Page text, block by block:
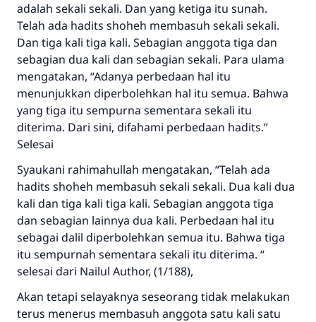
adalah sekali sekali. Dan yang ketiga itu sunah.
Telah ada hadits shoheh membasuh sekali sekali.
Dan tiga kali tiga kali. Sebagian anggota tiga dan
sebagian dua kali dan sebagian sekali. Para ulama
mengatakan, “Adanya perbedaan hal itu
menunjukkan diperbolehkan hal itu semua. Bahwa
yang tiga itu sempurna sementara sekali itu
diterima. Dari sini, difahami perbedaan hadits.”
Selesai
Syaukani rahimahullah mengatakan, “Telah ada
hadits shoheh membasuh sekali sekali. Dua kali dua
kali dan tiga kali tiga kali. Sebagian anggota tiga
dan sebagian lainnya dua kali. Perbedaan hal itu
sebagai dalil diperbolehkan semua itu. Bahwa tiga
itu sempurnah sementara sekali itu diterima. “
selesai dari Nailul Author, (1/188),
Akan tetapi selayaknya seseorang tidak melakukan
terus menerus membasuh anggota satu kali satu
Jawaban no. 110845
menyelamatkan pernikahan.
Bantu kami dalam memberikan jawaban untuk umat
Rasulullah ﷺ bersabda
"Siapa yang menunjukkan suatu kebaikan,
meka dia akan mendapatkan pahala yang
sama dengan orang yang melakukannya"
MUSLIM, 1893
Saham